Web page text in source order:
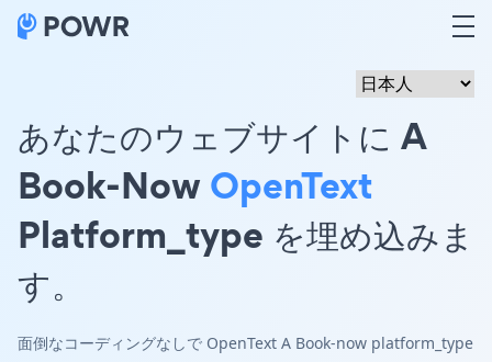
あなたのウェブサイトに A
Book-NowOpenText
Platform_type を埋め込みま
す。
面倒なコーディングなしで OpenText A Book-now platform_type